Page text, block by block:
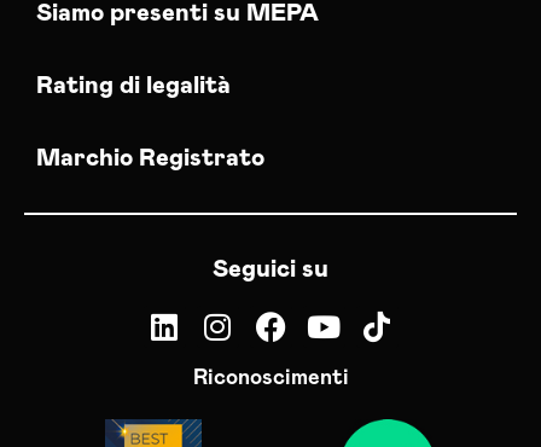
Siamo presenti su MEPA
Rating di legalità
Marchio Registrato
Seguici su
Riconoscimenti